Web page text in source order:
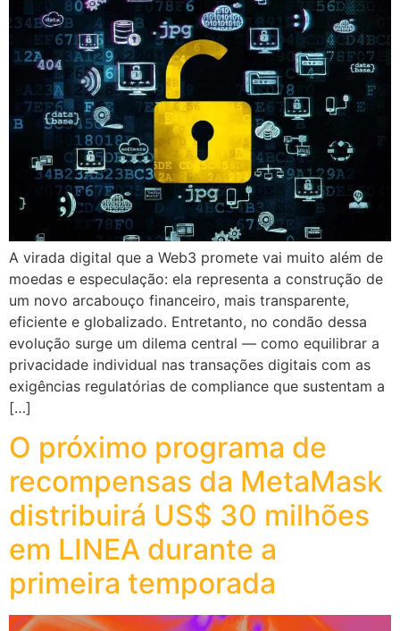
A virada digital que a Web3 promete vai muito além de
moedas e especulação: ela representa a construção de
um novo arcabouço financeiro, mais transparente,
eficiente e globalizado. Entretanto, no condão dessa
evolução surge um dilema central — como equilibrar a
privacidade individual nas transações digitais com as
exigências regulatórias de compliance que sustentam a
[…]
O próximo programa de
recompensas da MetaMask
distribuirá US$ 30 milhões
em LINEA durante a
primeira temporada